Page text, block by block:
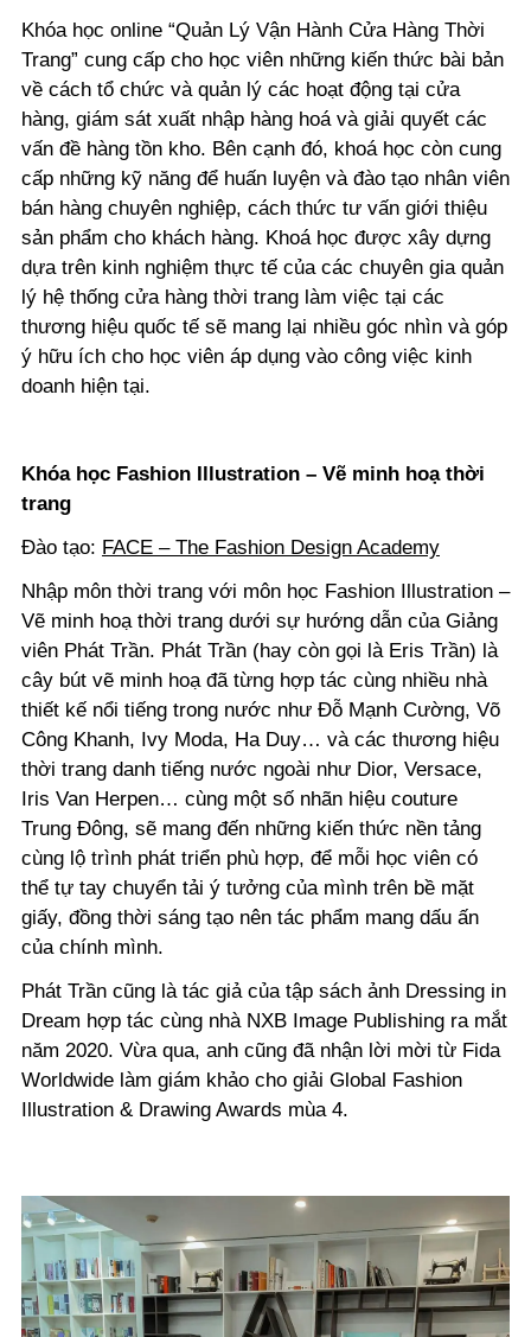
Khóa học online “Quản Lý Vận Hành Cửa Hàng Thời
Trang” cung cấp cho học viên những kiến thức bài bản
về cách tổ chức và quản lý các hoạt động tại cửa
hàng, giám sát xuất nhập hàng hoá và giải quyết các
vấn đề hàng tồn kho. Bên cạnh đó, khoá học còn cung
cấp những kỹ năng để huấn luyện và đào tạo nhân viên
bán hàng chuyên nghiệp, cách thức tư vấn giới thiệu
sản phẩm cho khách hàng. Khoá học được xây dựng
dựa trên kinh nghiệm thực tế của các chuyên gia quản
lý hệ thống cửa hàng thời trang làm việc tại các
thương hiệu quốc tế sẽ mang lại nhiều góc nhìn và góp
ý hữu ích cho học viên áp dụng vào công việc kinh
doanh hiện tại.
Khóa học Fashion Illustration – Vẽ minh hoạ thời
trang
Đào tạo: FACE – The Fashion Design Academy
Nhập môn thời trang với môn học Fashion Illustration –
Vẽ minh hoạ thời trang dưới sự hướng dẫn của Giảng
viên Phát Trần. Phát Trần (hay còn gọi là Eris Trần) là
cây bút vẽ minh hoạ đã từng hợp tác cùng nhiều nhà
thiết kế nổi tiếng trong nước như Đỗ Mạnh Cường, Võ
Công Khanh, Ivy Moda, Ha Duy… và các thương hiệu
thời trang danh tiếng nước ngoài như Dior, Versace,
Iris Van Herpen… cùng một số nhãn hiệu couture
Trung Đông, sẽ mang đến những kiến thức nền tảng
cùng lộ trình phát triển phù hợp, để mỗi học viên có
thể tự tay chuyển tải ý tưởng của mình trên bề mặt
giấy, đồng thời sáng tạo nên tác phẩm mang dấu ấn
của chính mình.
Phát Trần cũng là tác giả của tập sách ảnh Dressing in
Dream hợp tác cùng nhà NXB Image Publishing ra mắt
năm 2020. Vừa qua, anh cũng đã nhận lời mời từ Fida
Worldwide làm giám khảo cho giải Global Fashion
Illustration & Drawing Awards mùa 4.